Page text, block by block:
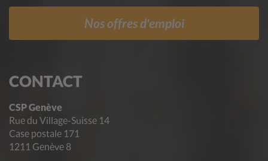
Nos offres d'emploi
CONTACT
CSP Genève
Rue du Village-Suisse 14
Case postale 171
1211 Genève 8